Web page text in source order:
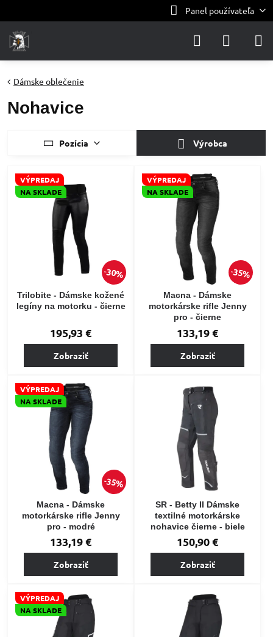
Panel používateľa
Dámske oblečenie
Nohavice
Pozícia Výrobca
30%
VÝPREDAJ
NA SKLADE
Trilobite - Dámske kožené
legíny na motorku - čierne
195,93 €
Zobraziť
35%
VÝPREDAJ
NA SKLADE
Macna - Dámske
motorkárske rifle Jenny
pro - čierne
133,19 €
Zobraziť
35%
VÝPREDAJ
NA SKLADE
Macna - Dámske
motorkárske rifle Jenny
pro - modré
133,19 €
Zobraziť
SR - Betty II Dámske
textilné motorkárske
nohavice čierne - biele
150,90 €
Zobraziť
VÝPREDAJ
NA SKLADE